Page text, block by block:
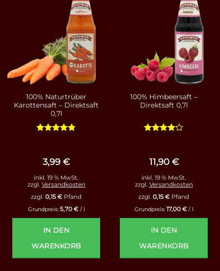
100% Naturtrüber
Karottensaft – Direktsaft
0,7l
3,99 €
inkl. 19 % MwSt.
zzgl. Versandkosten
zzgl. 0,15 € Pfand
Grundpreis: 5,70 €/ l
IN DEN
WARENKORB
100% Himbeersaft –
Direktsaft 0,7l
11,90 €
inkl. 19 % MwSt.
zzgl. Versandkosten
zzgl. 0,15 € Pfand
Grundpreis: 17,00 €/ l
IN DEN
WARENKORB